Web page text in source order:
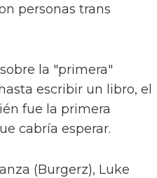
personas trans
la "primera"
escribir un libro, el
fue la primera
cabría esperar.
(Burgerz), Luke